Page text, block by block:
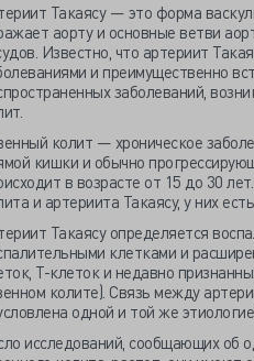
Такаясу — это форма
аорту и основные ветви
Известно, что артериит
и преимущественно
заболеваний,
колит — хроническое
кишки и обычно
в возрасте от 15 до 30
и артериита Такаясу, у них
Такаясу определяется
клетками и
Т-клеток и недавно
колите). Связь между
одной и той же
исследований, сообщающих об